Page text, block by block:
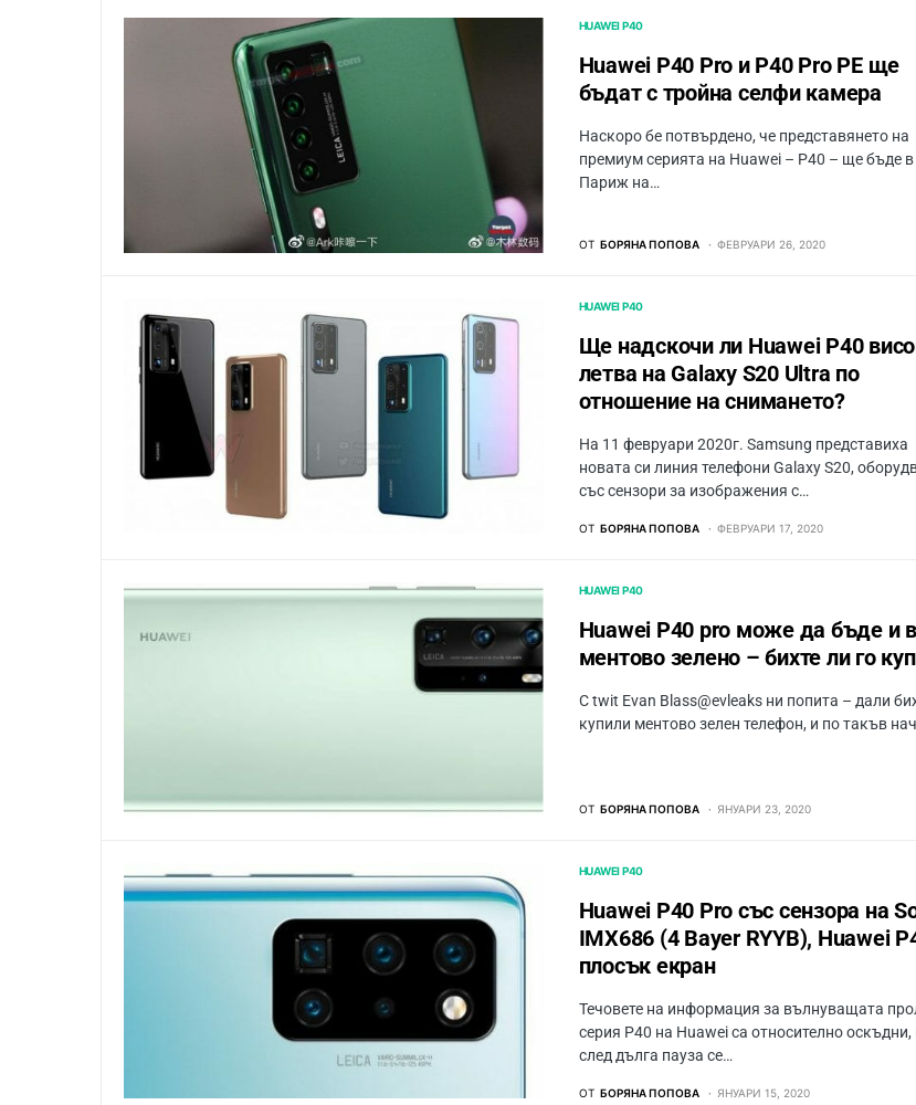
HUAWEI P40
Huawei P40 Pro и P40 Pro PE ще
бъдат с тройна селфи камера
Наскоро бе потвърдено, че представянето на
премиум серията на Huawei – P40 – ще бъде в
Париж на…
ОТ БОРЯНА ПОПОВА ФЕВРУАРИ 26, 2020
HUAWEI P40
Ще надскочи ли Huawei P40
летва на Galaxy S20 Ultra по
отношение на снимането?
На 11 февруари 2020г. Samsung представиха
новата си линия телефони Galaxy S20,
със сензори за изображения с…
ОТ БОРЯНА ПОПОВА ФЕВРУАРИ 17, 2020
HUAWEI P40
Huawei P40 pro може да бъде и в
ментово зелено – бихте ли го
С twit Evan Blass@evleaks ни попита – дали
купили ментово зелен телефон, и по такъв
ОТ БОРЯНА ПОПОВА ЯНУАРИ 23, 2020
HUAWEI P40
Huawei P40 Pro със сензора на
IMX686 (4 Bayer RYYB), Huawei
плосък екран
Течовете на информация за вълнуващата
серия P40 на Huawei са относително оскъдни,
след дълга пауза се…
ОТ БОРЯНА ПОПОВА ЯНУАРИ 15, 2020